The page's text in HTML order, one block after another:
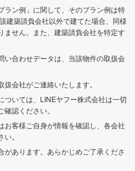
ラン例」に関して、そのプラン例は特
建築請負会社以外で建てた場合、同様
ません。また、建築請負会社を特定す
い合わせデータは、当該物件の取扱会
会社がご連絡いたします。
ついては、LINEヤフー株式会社は一切
認ください。
お客様ご自身が情報を確認し、各会社
。
あります。あらかじめご了承くださ